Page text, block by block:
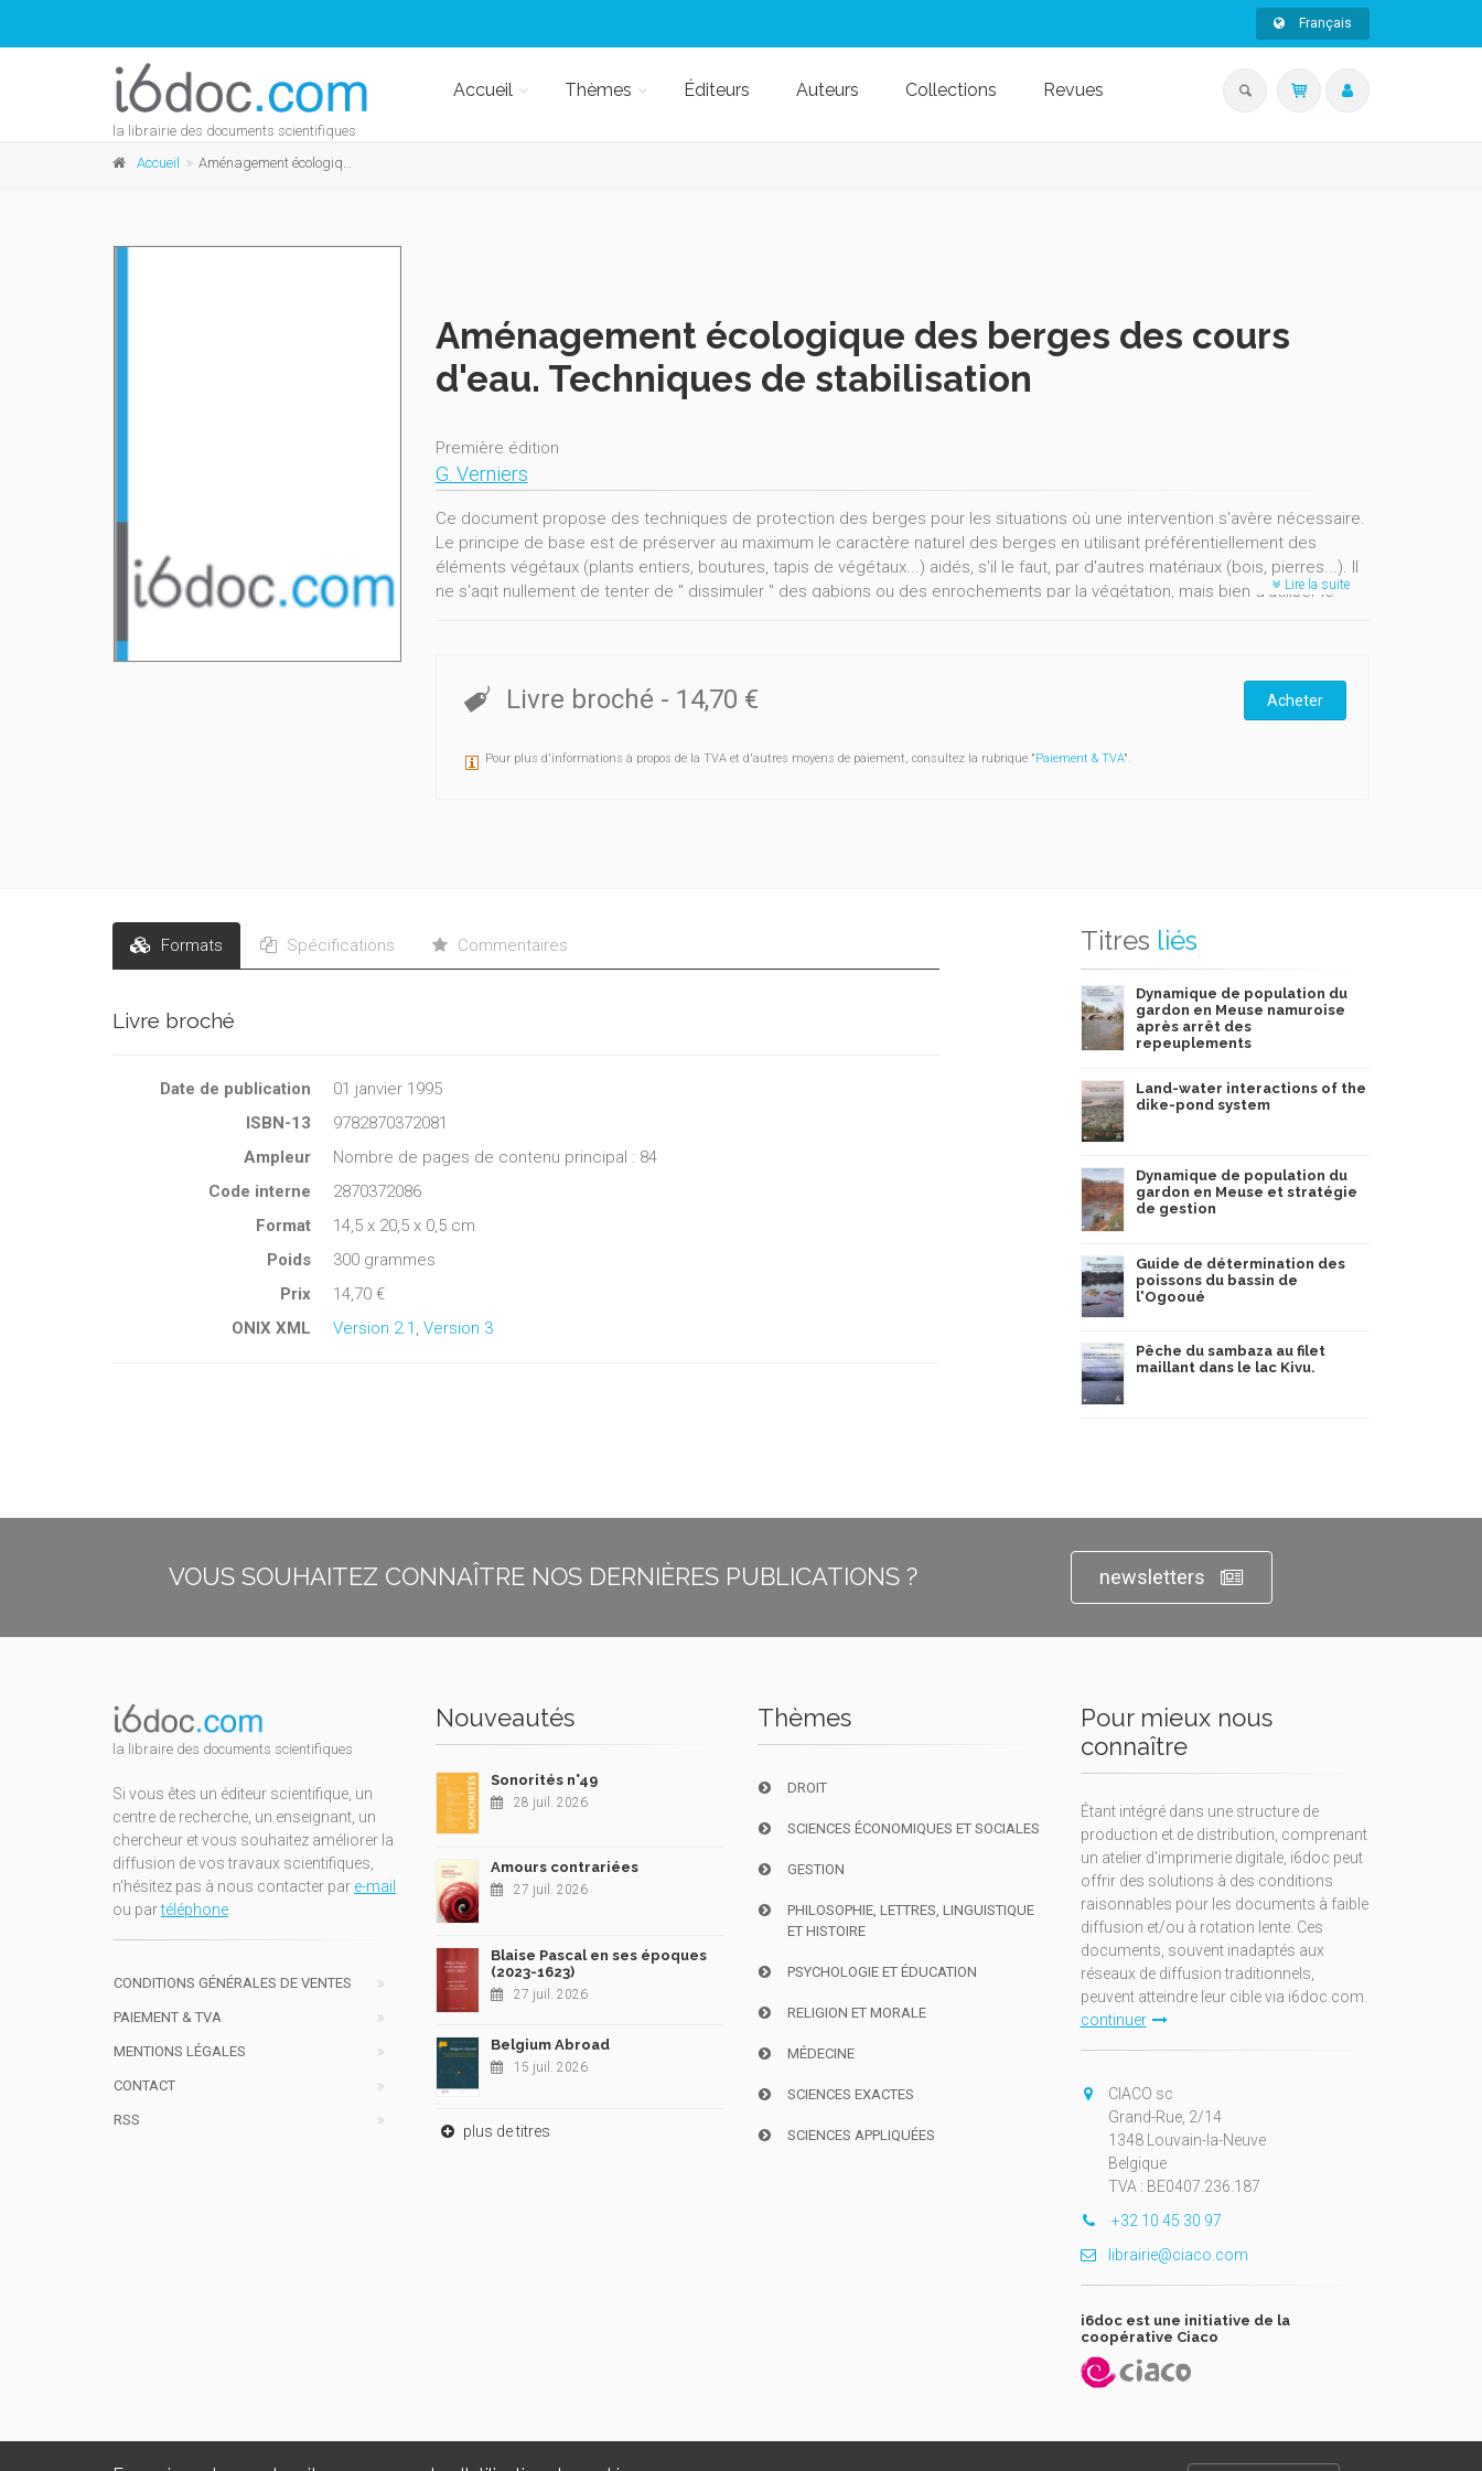
Français
la librairie des documents scientifiques
Accueil Thèmes Éditeurs Auteurs Collections Revues
Accueil Aménagement écologique des berges des cours d'eau. Techniques de stabilisation
Aménagement écologique des berges des cours
d'eau. Techniques de stabilisation
Première édition
G. Verniers
Ce document propose des techniques de protection des berges pour les situations où une intervention s'avère nécessaire.
Le principe de base est de préserver au maximum le caractère naturel des berges en utilisant préférentiellement des
éléments végétaux (plants entiers, boutures, tapis de végétaux...) aidés, s'il le faut, par d'autres matériaux (bois, pierres...). Il
ne s'agit nullement de tenter de " dissimuler " des gabions ou des enrochements par la végétation, mais bien d'utiliser le
Lire la suite
Livre broché - 14,70 € Acheter
Pour plus d'informations à propos de la TVA et d'autres moyens de paiement, consultez la rubrique "Paiement & TVA".
Formats Spécifications Commentaires
Livre broché
Date de publication
01 janvier 1995
ISBN-13
9782870372081
Ampleur
Nombre de pages de contenu principal : 84
Code interne
2870372086
Format
14,5 x 20,5 x 0,5 cm
Poids
300 grammes
Prix
14,70 €
ONIX XML
Version 2.1 Version 3
Titres liés
Dynamique de population du
gardon en Meuse namuroise
après arrêt des
repeuplements
Land-water interactions of the
dike-pond system
Dynamique de population du
gardon en Meuse et stratégie
de gestion
Guide de détermination des
poissons du bassin de
l'Ogooué
Pêche du sambaza au filet
maillant dans le lac Kivu.
VOUS SOUHAITEZ CONNAÎTRE NOS DERNIÈRES PUBLICATIONS ? newsletters
la libraire des documents scientifiques
Si vous êtes un éditeur scientifique, un
centre de recherche, un enseignant, un
chercheur et vous souhaitez améliorer la
diffusion de vos travaux scientifiques,
n'hésitez pas à nous contacter par e-mail
ou partéléphone
CONDITIONS GÉNÉRALES DE VENTES
PAIEMENT & TVA
MENTIONS LÉGALES
CONTACT
RSS
Nouveautés
Sonorités n°49
28 juil. 2026
Amours contrariées
27 juil. 2026
Blaise Pascal en ses époques
(2023-1623)
27 juil. 2026
Belgium Abroad
15 juil. 2026
plus de titres
Thèmes
DROIT
SCIENCES ÉCONOMIQUES ET SOCIALES
GESTION
PHILOSOPHIE, LETTRES, LINGUISTIQUE
ET HISTOIRE
PSYCHOLOGIE ET ÉDUCATION
RELIGION ET MORALE
MÉDECINE
SCIENCES EXACTES
SCIENCES APPLIQUÉES
Pour mieux nous
connaître
Étant intégré dans une structure de
production et de distribution, comprenant
un atelier d'imprimerie digitale, i6doc peut
offrir des solutions à des conditions
raisonnables pour les documents à faible
diffusion et/ou à rotation lente. Ces
documents, souvent inadaptés aux
réseaux de diffusion traditionnels,
peuvent atteindre leur cible via i6doc.com.
continuer
CIACO sc
Grand-Rue, 2/14
1348 Louvain-la-Neuve
Belgique
TVA : BE0407.236.187
+32 10 45 30 97
librairie@ciaco.com
i6doc est une initiative de la
coopérative Ciaco